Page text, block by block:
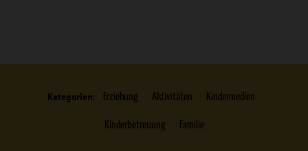
Kategorien: Erziehung Aktivitäten Kindermedien
Kinderbetreuung Familie